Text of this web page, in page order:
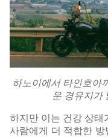
하노이에서 타인호아
운 경유지가
하지만 이는 건강 상태
사람에게 더 적합한